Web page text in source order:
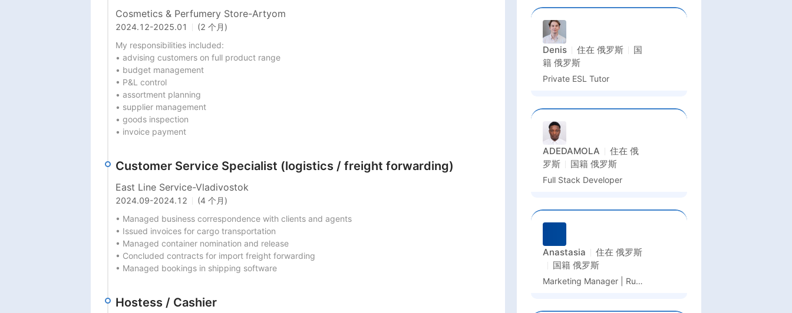
Cosmetics & Perfumery Store-Artyom
2024.12-2025.01
(2 个月)
My responsibilities included:
• advising customers on full product range
• budget management
• P&L control
• assortment planning
• supplier management
• goods inspection
• invoice payment
Customer Service Specialist (logistics / freight forwarding)
East Line Service-Vladivostok
2024.09-2024.12
(4 个月)
• Managed business correspondence with clients and agents
• Issued invoices for cargo transportation
• Managed container nomination and release
• Concluded contracts for import freight forwarding
• Managed bookings in shipping software
Hostess / Cashier
Denis 住在 俄罗斯
国
籍 俄罗斯
Private ESL Tutor
ADEDAMOLA 住在 俄
罗斯
国籍 俄罗斯
Full Stack Developer
Anastasia 住在 俄罗斯
国籍 俄罗斯
Marketing Manager | Russian Market Growth